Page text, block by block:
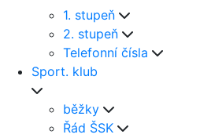
1. stupeň
2. stupeň
Telefonní čísla
Sport. klub
běžky
Řád ŠSK